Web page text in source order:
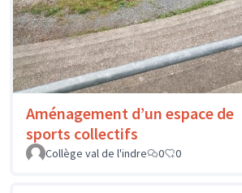
Aménagement d’un espace de
sports collectifs
Collège val de l'indre
0 0